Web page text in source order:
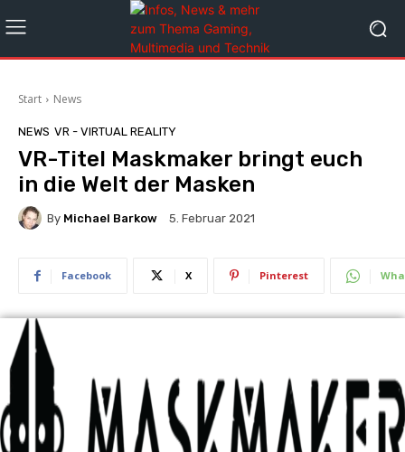
Start News
NEWS VR - VIRTUAL REALITY
VR-Titel Maskmaker bringt euch
in die Welt der Masken
By Michael Barkow 5. Februar 2021
Facebook X Pinterest